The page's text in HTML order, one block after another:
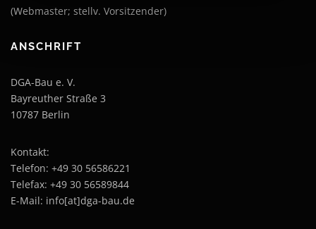
(Webmaster; stellv. Vorsitzender)
ANSCHRIFT
DGA-Bau e. V.
Bayreuther Straße 3
10787 Berlin
Kontakt:
Telefon: +49 30 56586221
Telefax: +49 30 56589844
E-Mail: info[at]dga-bau.de